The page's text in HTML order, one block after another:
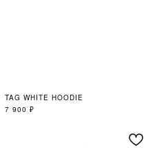
TAG WHITE HOODIE
7 900 ₽